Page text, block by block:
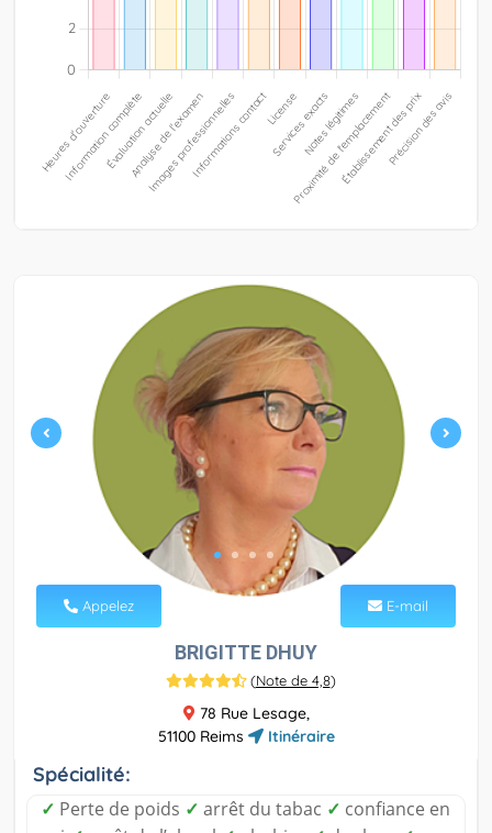
Appelez E-mail
BRIGITTE DHUY
(Note de 4,8)
78 Rue Lesage,
51100 Reims
Itinéraire
Spécialité:
✓ Perte de poids ✓ arrêt du tabac ✓ confiance en